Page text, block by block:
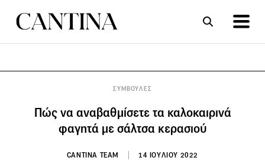
ΣΥΜΒΟΥΛΕΣ
Πώς να αναβαθμίσετε τα καλοκαιρινά
φαγητά με σάλτσα κερασιού
CANTINA TEAM 14 ΙΟΥΛΙΟΥ 2022